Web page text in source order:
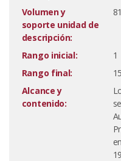
Volumen y
soporte unidad de
descripción:
Rango inicial:
1
Rango final:
Alcance y
contenido: